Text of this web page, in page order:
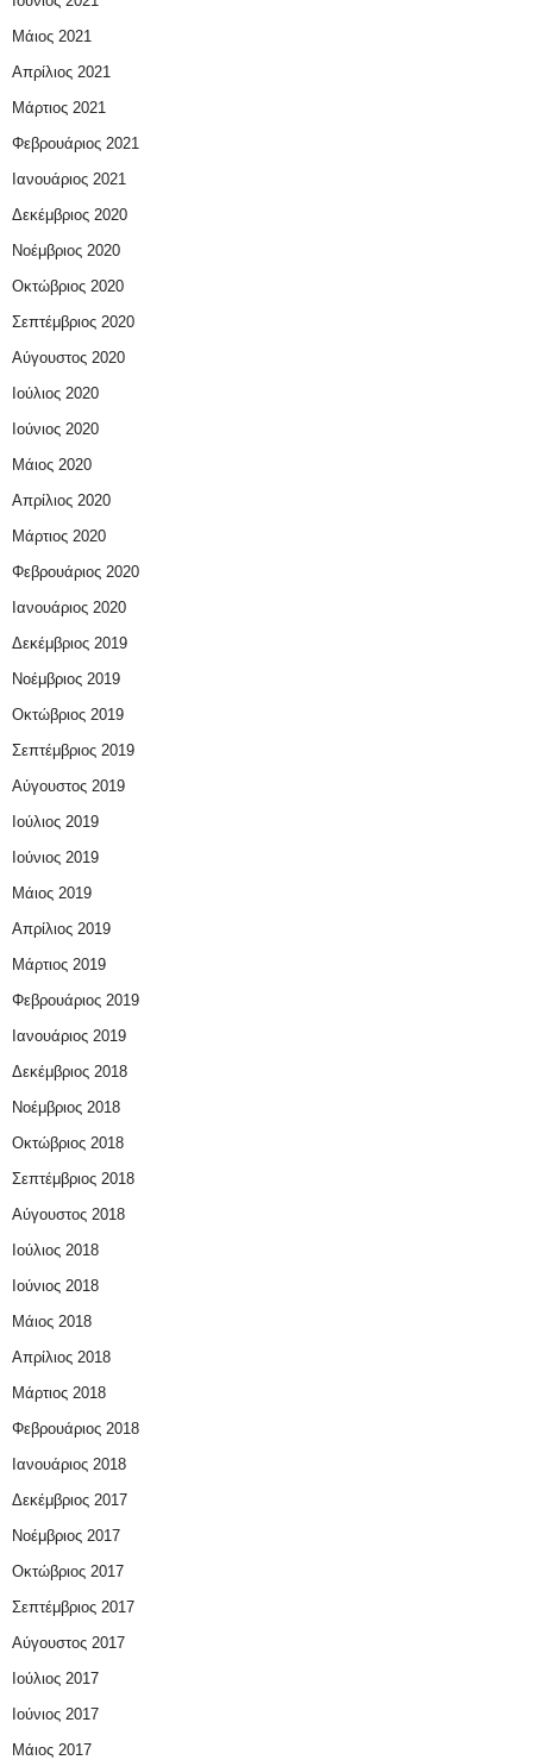
Μάιος 2021
Απρίλιος 2021
Μάρτιος 2021
Φεβρουάριος 2021
Ιανουάριος 2021
Δεκέμβριος 2020
Νοέμβριος 2020
Οκτώβριος 2020
Σεπτέμβριος 2020
Αύγουστος 2020
Ιούλιος 2020
Ιούνιος 2020
Μάιος 2020
Απρίλιος 2020
Μάρτιος 2020
Φεβρουάριος 2020
Ιανουάριος 2020
Δεκέμβριος 2019
Νοέμβριος 2019
Οκτώβριος 2019
Σεπτέμβριος 2019
Αύγουστος 2019
Ιούλιος 2019
Ιούνιος 2019
Μάιος 2019
Απρίλιος 2019
Μάρτιος 2019
Φεβρουάριος 2019
Ιανουάριος 2019
Δεκέμβριος 2018
Νοέμβριος 2018
Οκτώβριος 2018
Σεπτέμβριος 2018
Αύγουστος 2018
Ιούλιος 2018
Ιούνιος 2018
Μάιος 2018
Απρίλιος 2018
Μάρτιος 2018
Φεβρουάριος 2018
Ιανουάριος 2018
Δεκέμβριος 2017
Νοέμβριος 2017
Οκτώβριος 2017
Σεπτέμβριος 2017
Αύγουστος 2017
Ιούλιος 2017
Ιούνιος 2017
Μάιος 2017